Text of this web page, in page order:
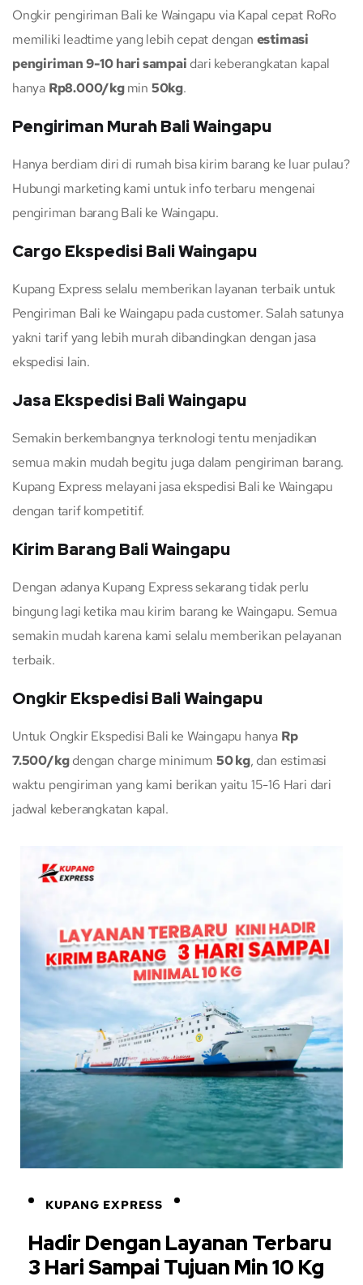
Ongkir pengiriman Bali ke Waingapu via Kapal cepat RoRo
memiliki leadtime yang lebih cepat dengan estimasi
pengiriman 9-10 hari sampai dari keberangkatan kapal
hanya Rp8.000/kgmin 50kg.
Pengiriman Murah Bali Waingapu
Hanya berdiam diri di rumah bisa kirim barang ke luar pulau?
Hubungi marketing kami untuk info terbaru mengenai
pengiriman barang Bali ke Waingapu.
Cargo Ekspedisi Bali Waingapu
Kupang Express selalu memberikan layanan terbaik untuk
Pengiriman Bali ke Waingapu pada customer. Salah satunya
yakni tarif yang lebih murah dibandingkan dengan jasa
ekspedisi lain.
Jasa Ekspedisi Bali Waingapu
Semakin berkembangnya terknologi tentu menjadikan
semua makin mudah begitu juga dalam pengiriman barang.
Kupang Express melayani jasa ekspedisi Bali ke Waingapu
dengan tarif kompetitif.
Kirim Barang Bali Waingapu
Dengan adanya Kupang Express sekarang tidak perlu
bingung lagi ketika mau kirim barang ke Waingapu. Semua
semakin mudah karena kami selalu memberikan pelayanan
terbaik.
Ongkir Ekspedisi Bali Waingapu
Untuk Ongkir Ekspedisi Bali ke Waingapu hanya Rp
7.500/kgdengan charge minimum 50 kg, dan estimasi
waktu pengiriman yang kami berikan yaitu 15-16 Hari dari
jadwal keberangkatan kapal.
KUPANG EXPRESS
Hadir Dengan Layanan Terbaru
3 Hari Sampai Tujuan Min 10 Kg